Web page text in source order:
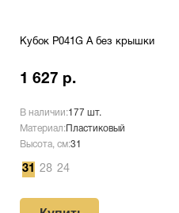
Кубок P041G A без крышки
1 627 р.
В наличии:177 шт.
Материал: Пластиковый
Высота, см:31
31 28 24